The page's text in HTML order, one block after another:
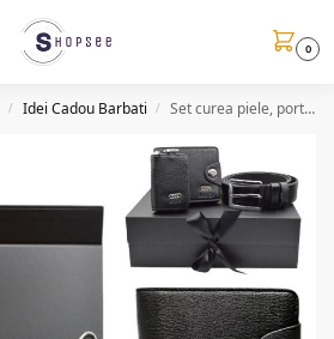
0
/ Idei Cadou Barbati / Set curea piele, portofel si husa chei cu sigla auto, cutie cadou